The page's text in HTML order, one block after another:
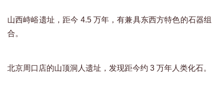
山西峙峪遗址，距今 4.5 万年，有兼具东西方特色的石器组
合。
北京周口店的山顶洞人遗址，发现距今约 3 万年人类化石。